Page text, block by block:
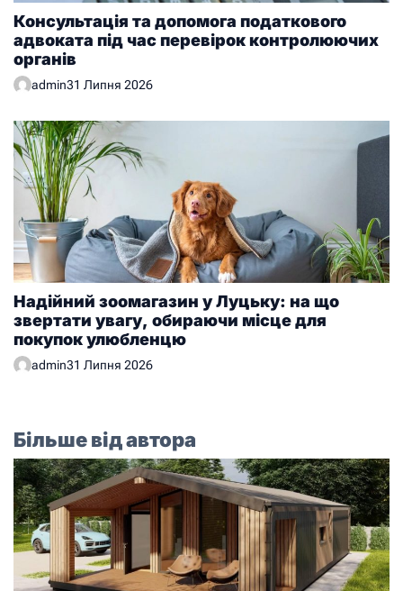
Консультація та допомога податкового
адвоката під час перевірок контролюючих
органів
admin31 Липня 2026
Надійний зоомагазин у Луцьку: на що
звертати увагу, обираючи місце для
покупок улюбленцю
admin31 Липня 2026
Більше від автора